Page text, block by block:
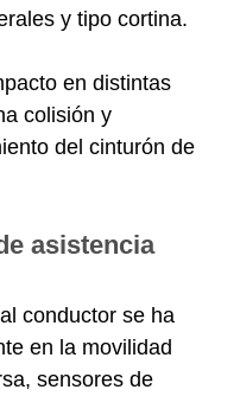
y tipo cortina.
en distintas
colisión y
del cinturón de
asistencia
conductor se ha
en la movilidad
sensores de